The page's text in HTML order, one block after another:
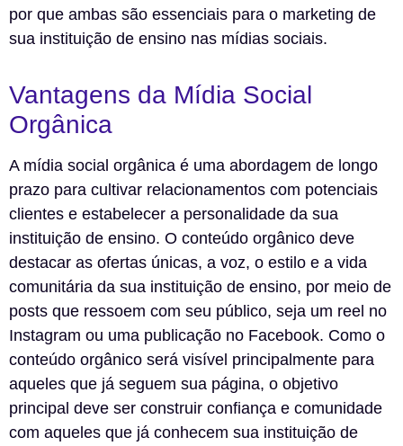
por que ambas são essenciais para o marketing de
sua instituição de ensino nas mídias sociais.
Vantagens da Mídia Social
Orgânica
A mídia social orgânica é uma abordagem de longo
prazo para cultivar relacionamentos com potenciais
clientes e estabelecer a personalidade da sua
instituição de ensino. O conteúdo orgânico deve
destacar as ofertas únicas, a voz, o estilo e a vida
comunitária da sua instituição de ensino, por meio de
posts que ressoem com seu público, seja um reel no
Instagram ou uma publicação no Facebook. Como o
conteúdo orgânico será visível principalmente para
aqueles que já seguem sua página, o objetivo
principal deve ser construir confiança e comunidade
com aqueles que já conhecem sua instituição de